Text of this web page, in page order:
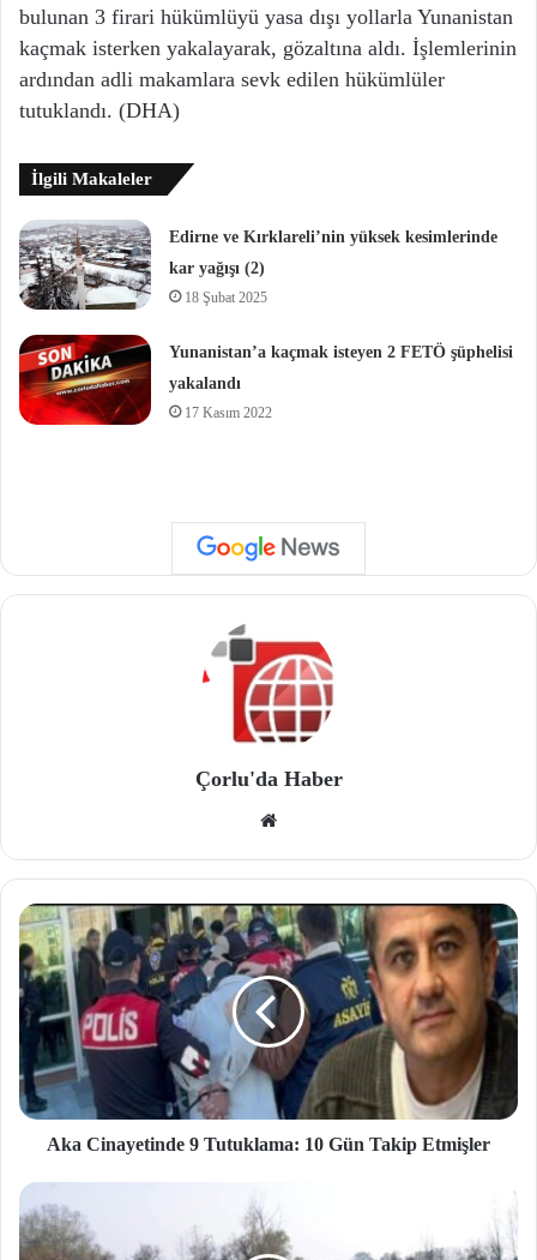
bulunan 3 firari hükümlüyü yasa dışı yollarla Yunanistan
kaçmak isterken yakalayarak, gözaltına aldı. İşlemlerinin
ardından adli makamlara sevk edilen hükümlüler
tutuklandı. (DHA)
İlgili Makaleler
Edirne ve Kırklareli’nin yüksek kesimlerinde
kar yağışı (2)
18 Şubat 2025
Yunanistan’a kaçmak isteyen 2 FETÖ şüphelisi
yakalandı
17 Kasım 2022
Çorlu'da Haber
site
si
Aka Cinayetinde 9 Tutuklama: 10 Gün Takip Etmişler